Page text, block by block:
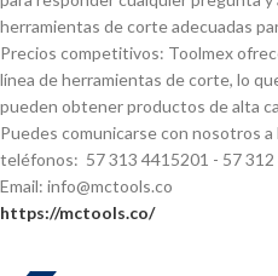
herramientas de corte adecuadas
Precios competitivos: Toolmex
lí­nea de herramientas de corte, lo
pueden obtener productos de alta
Puedes comunicarse con nosotros a
teléfonos: 57 313 4415201 - 57 312
Email: info@mctools.co
https://mctools.co/